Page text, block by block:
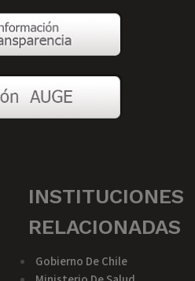
INSTITUCIONES
RELACIONADAS
Gobierno De Chile